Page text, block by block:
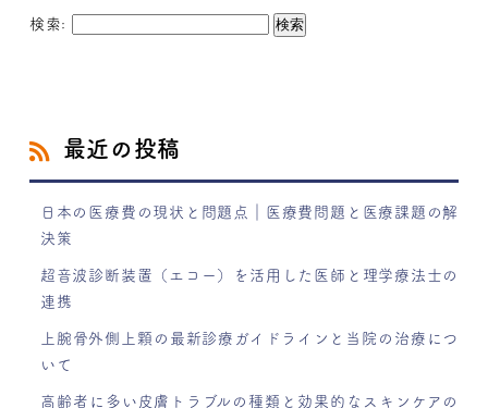
検索:
最近の投稿
日本の医療費の現状と問題点｜医療費問題と医療課題の解
決策
超音波診断装置（エコー）を活用した医師と理学療法士の
連携
上腕骨外側上顆の最新診療ガイドラインと当院の治療につ
いて
高齢者に多い皮膚トラブルの種類と効果的なスキンケアの